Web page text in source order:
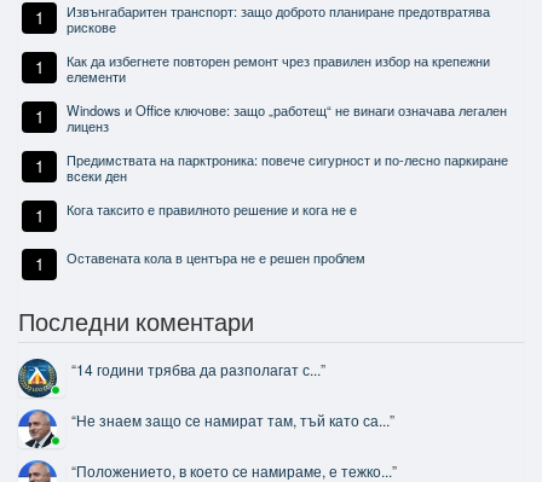
1
Извънгабаритен транспорт: защо доброто планиране предотвратява
рискове
1
Как да избегнете повторен ремонт чрез правилен избор на крепежни
елементи
1
Windows и Office ключове: защо „работещ“ не винаги означава легален
лиценз
1
Предимствата на парктроника: повече сигурност и по-лесно паркиране
всеки ден
1 Кога таксито е правилното решение и кога не е
1 Оставената кола в центъра не е решен проблем
Последни коментари
“14 години трябва да разполагат с...”
“Не знаем защо се намират там, тъй като са...”
“Положението, в което се намираме, е тежко...”